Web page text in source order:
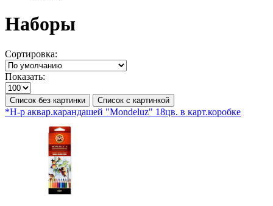
Наборы
Сортировка:
Показать:
Список без картинки Список с картинкой
*Н-р аквар.карандашей "Mondeluz" 18цв. в карт.коробке